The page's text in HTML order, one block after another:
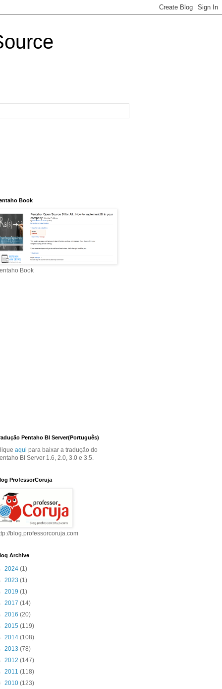
Book
Book
Pentaho BI Server(Português)
aqui para baixar a tradução do
BI Server 1.6, 2.0, 3.0 e 3.5.
ProfessorCoruja
blog.professorcoruja.com
Archive
2024 (1)
2023 (1)
2019 (1)
2017 (14)
2016 (20)
2015 (119)
2014 (108)
2013 (78)
2012 (147)
2011 (118)
2010 (123)